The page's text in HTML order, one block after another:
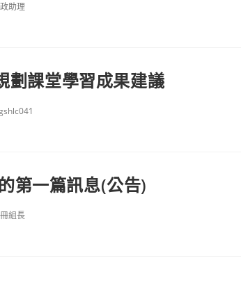
助理
劃課堂學習成果建議
第一篇訊息(公告)
組長